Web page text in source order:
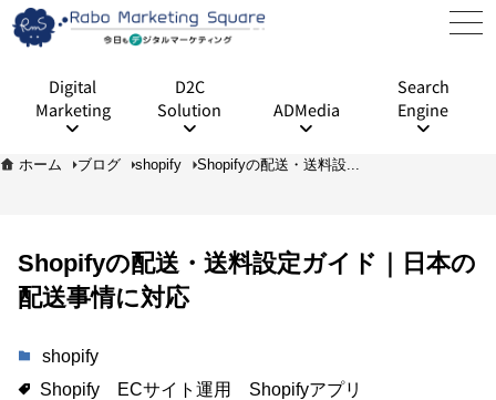
Digital
Marketing
D2C
Solution
ADMedia
Search
Engine
ホーム ブログ shopify Shopifyの配送・送料設...
Shopifyの配送・送料設定ガイド｜日本の
配送事情に対応
shopify
Shopify
ECサイト運用
Shopifyアプリ